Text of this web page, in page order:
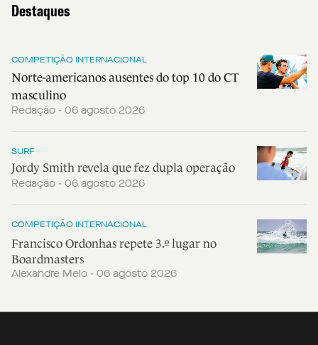
Destaques
COMPETIÇÃO INTERNACIONAL
Norte-americanos ausentes do top 10 do CT
masculino
Redação - 06 agosto 2026
SURF
Jordy Smith revela que fez dupla operação
Redação - 06 agosto 2026
COMPETIÇÃO INTERNACIONAL
Francisco Ordonhas repete 3.º lugar no
Boardmasters
Alexandre Melo - 06 agosto 2026